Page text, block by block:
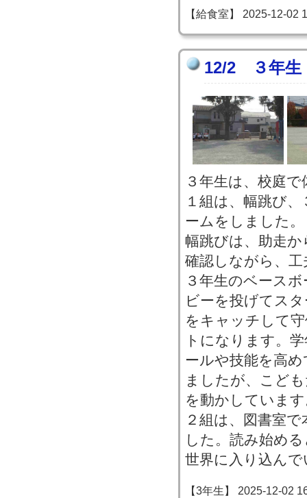
【給食室】 2025-12-02
12/2 ３年
３年生は、校庭
１組は、幅跳び
ームをしました。
幅跳びは、助走
確認しながら、
３年生のベース
ビーを投げてス
をキャッチして
トになります。
ールや技能を高
ましたが、こど
を動かしていま
２組は、図書室
した。読み始め
世界に入り込ん
【3年生】 2025-12-02